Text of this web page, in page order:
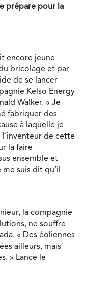
prépare pour la
encore jeune
bricolage et par
de se lancer
Kelso Energy
Walker. « Je
fabriquer des
à laquelle je
l’inventeur de cette
la faire
ensemble et
suis dit qu’il
la compagnie
ne souffre
« Des éoliennes
ailleurs, mais
» Lance le